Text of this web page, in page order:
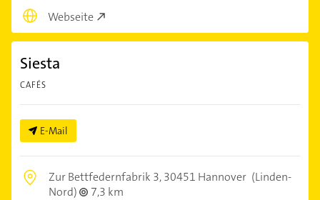
Webseite
Siesta
CAFÉS
E-Mail
Zur Bettfedernfabrik 3,30451 Hannover (Linden-
Nord)
7,3 km